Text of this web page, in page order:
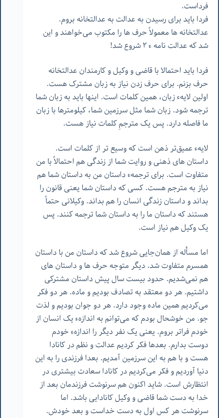
فرداست.
فردا باید برای رسیدن به عدالت به عدالتخانه بروم.
عدالتخانه ها معمولاً حرف ها را مکتوب می‌خواهند و این
شد که عدالت نامه ء ٢ شروع شد!
فردا باید احتمالا با قاضی و وکیل و کارمندان عدالتخانه
حرف بزنم. برای حرف زدن نیاز به زبان مشترک هست.
اولین لایهء زبان، همین کلمات است. اینها باید به زبان شما
ترجمه شود. زبان شما مثل سرزمین شما، کیلومترها با زبان
ما فاصله دارد. پس یک مترجمِ کلمات نیاز هست.
لایهء عمیق‌تر ذهن است که وسیع تر از کلمات است.
داستان های ذهنی و روایت شما از زندگی هم احتمالاً با من
متفاوت است. برای ترجمهء داستان من به داستان شما هم
نیاز به مترجم هست. کسی که داستان شما یعنی قانون را
بداند و داستان زندگی انسان را هم بداند. وکیلانی حتماً
هستند که داستان ما را به داستان شما ترجمه کنند. پس
یک وکیل هم نیاز است.
اما مسأله از همان‌جایی شروع شد که داستان من با داستان
همسرم متفاوت شد. دیگر متوجه حرف ها و داستان های
هم نمی‌شدیم. حدود بیست سال پیش داستان مشترکی
داشتیم. هر دو معتقد به تصادف بودیم و ماده. هر دو فکر
می‌کردیم همین ماده وجود دارد. هر دو جوان بودیم و لذت
جو. من خوشحال بودم که می‌توانم به اندازهء یک انسان از
خودم فراتر بروم. یعنی یک نفر دیگر را اندازهء خودم
دوست بدارم. بعد‌ها فکر کردیم عدالت و نظم در کانادا
هست و با هم به این سرزمین آمدیم. بعدا فرزندی را به این
دنیا آوردیم و فکر می‌کردیم در کانادا سعادت بیشتری در
انتظارش است. شاید اکنون هم سرنوشت فرزندمان بعد از
خدا به دست شما قاضی و وکیل کانادایی باشد. اما
سرنوشت هر کس اول به دست خداست و بعد خودش.